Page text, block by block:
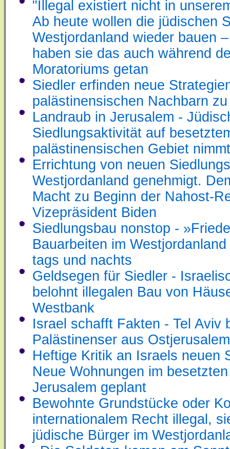
"Illegal existiert nicht in
Ab heute wollen die jüdischen
Westjordanland wieder bauen
haben sie das auch während
Moratoriums getan
Siedler erfinden neue
palästinensischen Nachbarn
Landraub in Jerusalem -
Siedlungsaktivität auf
palästinensischen Gebiet
Errichtung von neuen
Westjordanland genehmigt.
Macht zu Beginn der Nahost-
Vizepräsident Biden
Siedlungsbau nonstop -
Bauarbeiten im
tags und nachts
Geldsegen für Siedler -
belohnt illegalen Bau von
Westbank
Israel schafft Fakten - Tel Aviv
Palästinenser aus
Heftige Kritik an Israels neuen
Neue Wohnungen im
Jerusalem geplant
Bewohnte Grundstücke oder
internationalem Recht illegal,
jüdische Bürger im